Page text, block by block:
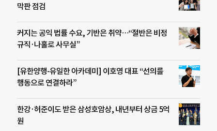
막판 점검
커지는 공익 법률 수요, 기반은 취약…“절반은 비정
규직·나홀로 사무실”
[유한양행-유일한 아카데미] 이호영 대표 “선의를
행동으로 연결하라”
한강·허준이도 받은 삼성호암상, 내년부터 상금 5억
원